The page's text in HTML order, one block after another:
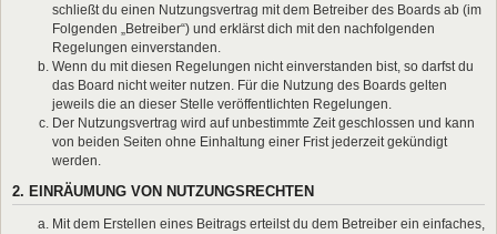
schließt du einen Nutzungsvertrag mit dem Betreiber des Boards ab (im
Folgenden „Betreiber“) und erklärst dich mit den nachfolgenden
Regelungen einverstanden.
Wenn du mit diesen Regelungen nicht einverstanden bist, so darfst du
das Board nicht weiter nutzen. Für die Nutzung des Boards gelten
jeweils die an dieser Stelle veröffentlichten Regelungen.
Der Nutzungsvertrag wird auf unbestimmte Zeit geschlossen und kann
von beiden Seiten ohne Einhaltung einer Frist jederzeit gekündigt
werden.
2. EINRÄUMUNG VON NUTZUNGSRECHTEN
Mit dem Erstellen eines Beitrags erteilst du dem Betreiber ein einfaches,